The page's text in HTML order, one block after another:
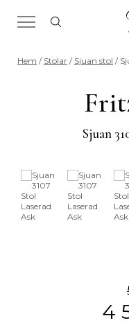
Sök efter
kategori
Hem / Stolar / Sjuan stol /
Sjuan
4